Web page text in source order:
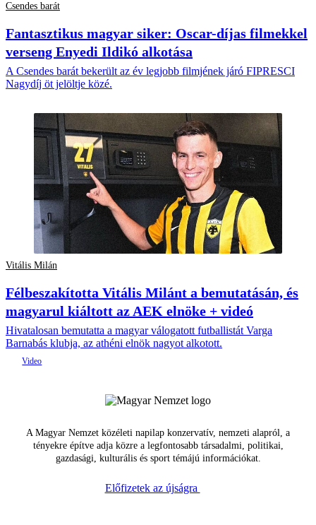
Csendes barát
Fantasztikus magyar siker: Oscar-díjas filmekkel
verseng Enyedi Ildikó alkotása
A Csendes barát bekerült az év legjobb filmjének járó FIPRESCI
Nagydíj öt jelöltje közé.
Vitális Milán
Félbeszakította Vitális Milánt a bemutatásán, és
magyarul kiáltott az AEK elnöke + videó
Hivatalosan bemutatta a magyar válogatott futballistát Varga
Barnabás klubja, az athéni elnök nagyot alkotott.
A Magyar Nemzet közéleti napilap konzervatív, nemzeti alapról, a
tényekre építve adja közre a legfontosabb társadalmi, politikai,
gazdasági, kulturális és sport témájú információkat.
Előfizetek az újságra